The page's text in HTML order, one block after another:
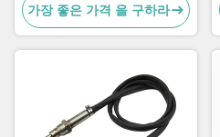
가장 좋은 가격 을 구하라